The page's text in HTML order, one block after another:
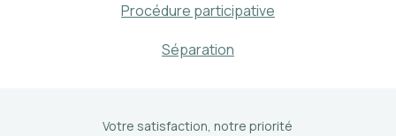
Procédure participative
Séparation
Votre satisfaction, notre priorité